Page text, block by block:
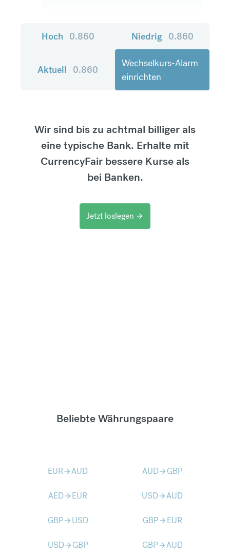
Hoch 0.860 Niedrig 0.860
Aktuell 0.860
Wechselkurs-Alarm
einrichten
Wir sind bis zu achtmal billiger als
eine typische Bank. Erhalte mit
CurrencyFair bessere Kurse als
bei Banken.
Jetzt loslegen arrow_forward
Beliebte Währungspaare
EURarrow_forwardAUD AUDarrow_forward GBP
AEDarrow_forward EUR USDarrow_forwardAUD
GBParrow_forward USD GBParrow_forward EUR
USDarrow_forward GBP GBParrow_forwardAUD